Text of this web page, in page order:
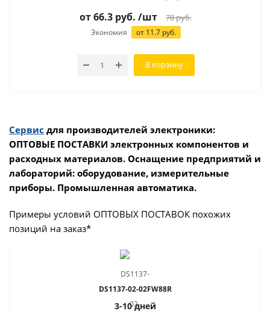
от 66.3 руб. /шт 78руб.
Экономия от 11.7 руб.
В корзину
Сервис для производителей электроники:
ОПТОВЫЕ ПОСТАВКИ электронных компонентов и
расходных материалов. Оснащение предприятий и
лабораторий: оборудование, измерительные
приборы. Промышленная автоматика.
Примеры условий ОПТОВЫХ ПОСТАВОК похожих
позиций на заказ*
DS1137-02-02FW88R
3-10 дней